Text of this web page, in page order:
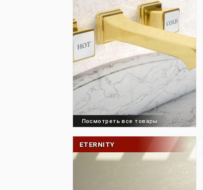
Посмотреть все товары
ELEGANCE